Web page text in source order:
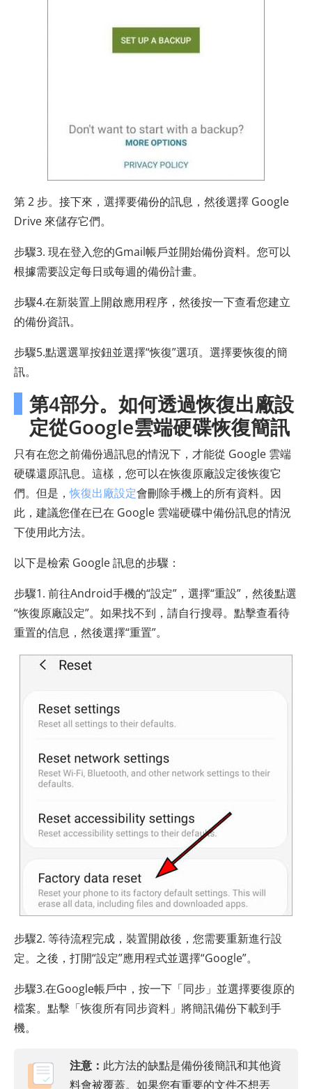
第 2 步。接下來，選擇要備份的訊息，然後選擇 Google
Drive 來儲存它們。
步驟3. 現在登入您的Gmail帳戶並開始備份資料。您可以
根據需要設定每日或每週的備份計畫。
步驟4.在新裝置上開啟應用程序，然後按一下查看您建立
的備份資訊。
步驟5.點選選單按鈕並選擇“恢復”選項。選擇要恢復的簡
訊。
第4部分。如何透過恢復出廠設
定從Google雲端硬碟恢復簡訊
只有在您之前備份過訊息的情況下，才能從 Google 雲端
硬碟還原訊息。這樣，您可以在恢復原廠設定後恢復它
們。但是，恢復出廠設定會刪除手機上的所有資料。因
此，建議您僅在已在 Google 雲端硬碟中備份訊息的情況
下使用此方法。
以下是檢索 Google 訊息的步驟：
步驟1. 前往Android手機的“設定”，選擇“重設”，然後點選
“恢復原廠設定”。如果找不到，請自行搜尋。點擊查看待
重置的信息，然後選擇“重置”。
步驟2. 等待流程完成，裝置開啟後，您需要重新進行設
定。之後，打開“設定”應用程式並選擇“Google”。
步驟3.在Google帳戶中，按一下「同步」並選擇要復原的
檔案。點擊「恢復所有同步資料」將簡訊備份下載到手
機。
注意： 此方法的缺點是備份後簡訊和其他資
料會被覆蓋。如果您有重要的文件不想丟